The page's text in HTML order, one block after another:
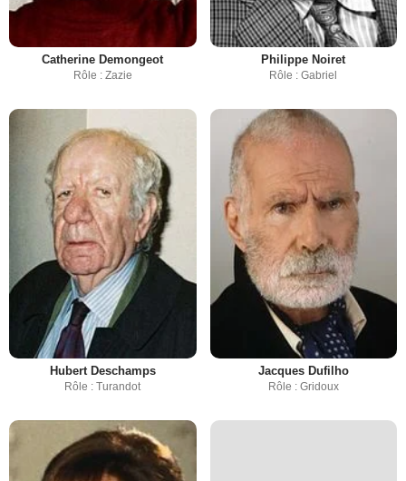
Catherine Demongeot
Rôle : Zazie
Philippe Noiret
Rôle : Gabriel
Hubert Deschamps
Rôle : Turandot
Jacques Dufilho
Rôle : Gridoux